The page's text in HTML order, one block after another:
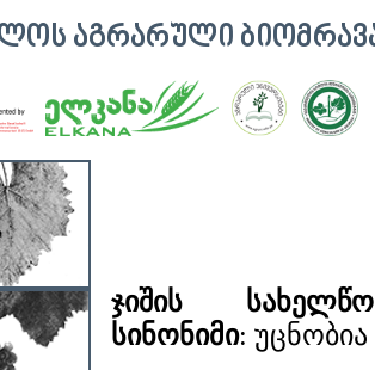
ᲐᲒᲠᲐᲠᲣᲚᲘ
ჯიშის
სინონიმი: უცნობია